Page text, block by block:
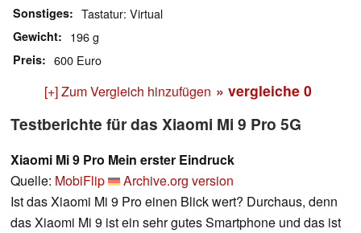
Sonstiges Tastatur: Virtual
Gewicht 196 g
Preis 600 Euro
[+] Zum Vergleich hinzufügen » vergleiche 0
Testberichte für das Xiaomi Mi 9 Pro 5G
Xiaomi Mi 9 Pro Mein erster Eindruck
Quelle: MobiFlip
Archive.org version
Ist das Xiaomi Mi 9 Pro einen Blick wert? Durchaus, denn
das Xiaomi Mi 9 ist ein sehr gutes Smartphone und das ist